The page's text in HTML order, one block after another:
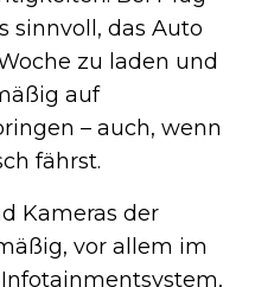
sinnvoll, das Auto
zu laden und
auf
– auch, wenn
fährst.
Kameras der
vor allem im